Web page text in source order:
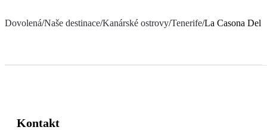
Dovolená/Naše destinace/Kanárské ostrovy/Tenerife/La Casona Del
Kontakt